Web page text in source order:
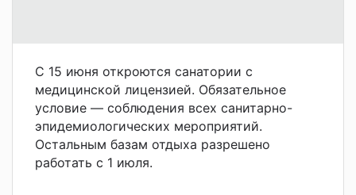
С 15 июня откроются санатории с
медицинской лицензией. Обязательное
условие — соблюдения всех санитарно-
эпидемиологических мероприятий.
Остальным базам отдыха разрешено
работать с 1 июля.